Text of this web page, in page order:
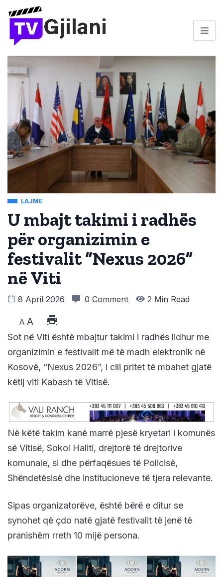
LAJME
U mbajt takimi i radhës
për organizimin e
festivalit “Nexus 2026”
në Viti
8 April 2026 0 Comment 2 Min Read
A A
Sot në Viti është mbajtur takimi i radhës lidhur me
organizimin e festivalit më të madh elektronik në
Kosovë, “Nexus 2026”, i cili pritet të mbahet gjatë
këtij viti Kabash të Vitisë.
Në këtë takim kanë marrë pjesë kryetari i komunës
së Vitisë, Sokol Haliti, drejtorë të drejtorive
komunale, si dhe përfaqësues të Policisë,
Shëndetësisë dhe institucioneve të tjera relevante.
Sipas organizatorëve, është bërë e ditur se
synohet që çdo natë gjatë festivalit të jenë të
pranishëm rreth 10 mijë persona.